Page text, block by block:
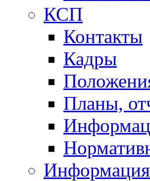
КСП
Контакты
Кадры
Планы,
Информация